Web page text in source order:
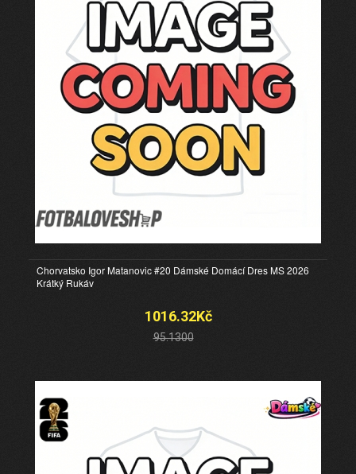
Chorvatsko Igor Matanovic #20 Dámské Domácí Dres MS 2026
Krátký Rukáv
1016.32Kč
95.1300